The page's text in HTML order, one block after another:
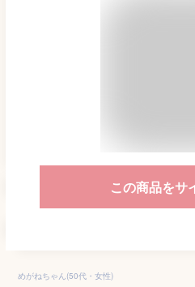
この商品をサ
めがねちゃん(50代・女性)